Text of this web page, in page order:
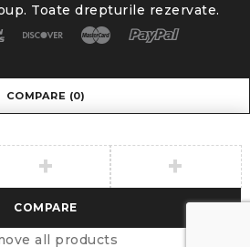
Toate drepturile rezervate.
COMPARE (0)
COMPARE
all products